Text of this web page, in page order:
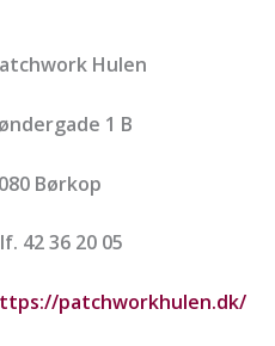
Hulen
1 B
Børkop
42 36 20 05
patchworkhulen.dk/